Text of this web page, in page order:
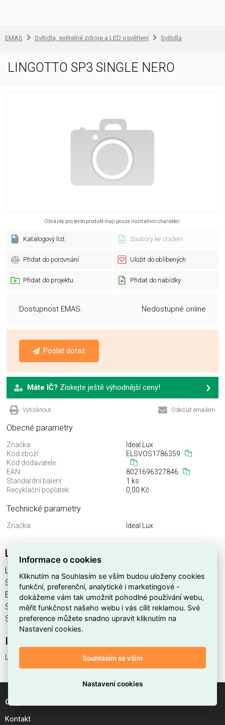
EMAS Svítidla, světelné zdroje a LED osvětlení Svítidla
LINGOTTO SP3 SINGLE NERO
Obrázky pro tento produkt mají pouze ilustrativní charakter.
Katalogový list Soubory ke stažení
Přidat do porovnání Uložit do oblíbených
Přidat do projektu Přidat do nabídky
Dostupnost EMAS: Nedostupné online
Poslat dotaz
Máte IČ? Získejte ještě výhodnější ceny!
Vytisknout Odeslat emailem
Obecné parametry
Značka:
Ideal Lux
Kód zboží:
ELSVOS1786359
Kód dodavatele:
EAN:
8021696327846
Standardní balení:
1 ks
Recyklační poplatek:
0,00 Kč
Technické parametry
Značka: Ideal Lux
LINGOTTO SP3 SINGLE NERO
LINGOTTO SP3 SINGLE NERO najdete v kategoriích Svítidla,
Svítidla, světelné zdroje a LED osvětlení, výrobce Ideal Lux,
EAN 8021696327846, kód dodavatele . LINGOTTO SP3
SINGLE NERO nabízíme od 1 ks. Kód EMAS LINGOTTO SP3
SINGLE NERO je ELSVOS1786359.
Interní název produktu
LINGOTTO SP3 SINGLE NERO
O společnosti
Kontakt
Informace o cookies
Kliknutím na Souhlasím se vším budou uloženy cookies
funkční, preferenční, analytické i marketingové -
dokážeme vám tak umožnit pohodlné používání webu,
měřit funkčnost našeho webu i vás cílit reklamou. Své
preference můžete snadno upravit kliknutím na
Nastavení cookies.
Souhlasím se vším
Nastavení cookies